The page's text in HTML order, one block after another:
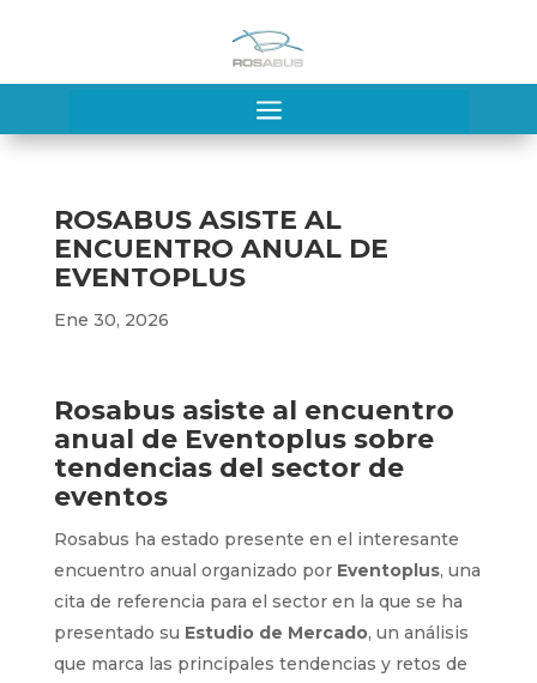
a
ROSABUS ASISTE AL
ENCUENTRO ANUAL DE
EVENTOPLUS
Ene 30, 2026
Rosabus asiste al encuentro
anual de Eventoplus sobre
tendencias del sector de
eventos
Rosabus ha estado presente en el interesante
encuentro anual organizado por Eventoplus, una
cita de referencia para el sector en la que se ha
presentado su Estudio de Mercado, un análisis
que marca las principales tendencias y retos de